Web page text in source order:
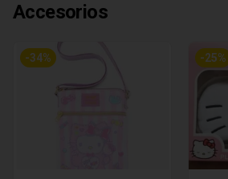
Accesorios
-34% -25%